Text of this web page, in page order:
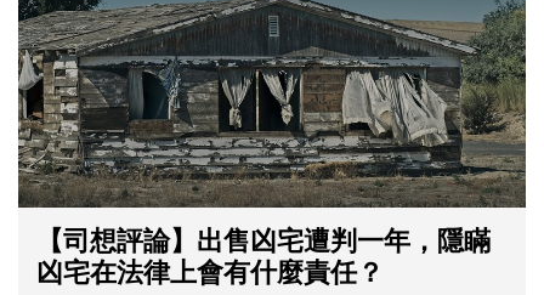
【司想評論】出售凶宅遭判一年，隱瞞
凶宅在法律上會有什麼責任？